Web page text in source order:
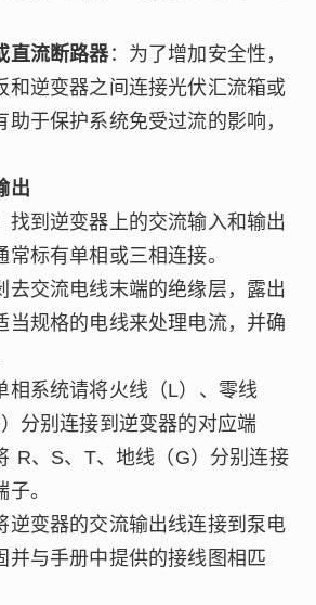
直流断路器：为了增加安全性，
和逆变器之间连接光伏汇流箱或
助于保护系统免受过流的影响，
出
找到逆变器上的交流输入和输出
标有单相或三相连接。
去交流电线末端的绝缘层，露出
当规格的电线来处理电流，并确
相系统请将火线（L）、零线
）分别连接到逆变器的对应端
R、S、T、地线（G）分别连接
。
逆变器的交流输出线连接到泵电
并与手册中提供的接线图相匹